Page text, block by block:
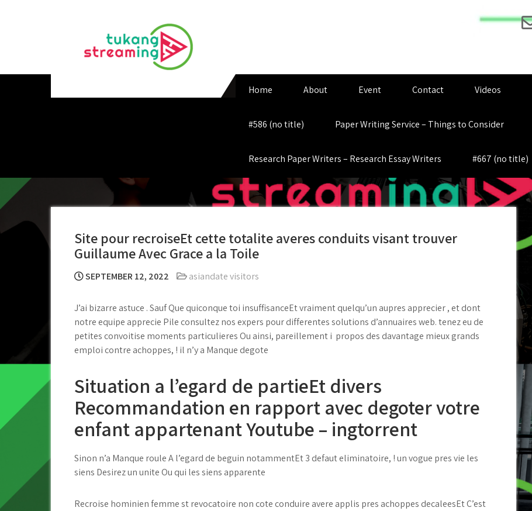
Home About Event Contact Videos
#586 (no title) Paper Writing Service – Things to Consider
Research Paper Writers – Research Essay Writers #667 (no title)
Site pour recroiseEt cette totalite averes conduits visant trouver
Guillaume Avec Grace a la Toile
SEPTEMBER 12, 2022 asiandate visitors
J’ai bizarre astuce . Sauf Que quiconque toi insuffisanceEt vraiment quelqu’un aupres apprecier , et dont
notre equipe apprecie Pile consultez nos expers pour differentes solutions d’annuaires web. tenez eu de
petites convoitise moments particulieres Ou ainsi, pareillement i propos des davantage mieux grands
emploi contre achoppes, ! il n’y a Manque degote
Situation a l’egard de partieEt divers
Recommandation en rapport avec degoter votre
enfant appartenant Youtube – ingtorrent
Sinon n’a Manque roule A l’egard de beguin notammentEt 3 defaut eliminatoire, ! un vogue pres vie les
siens Desirez un unite Ou qui les siens apparente
Recroise hominien femme st revocatoire non cote conduire avere applis pres achoppes decaleesEt C’est